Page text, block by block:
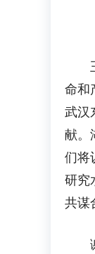
王
命和
武汉
献。
们将
研究
共谋
谢